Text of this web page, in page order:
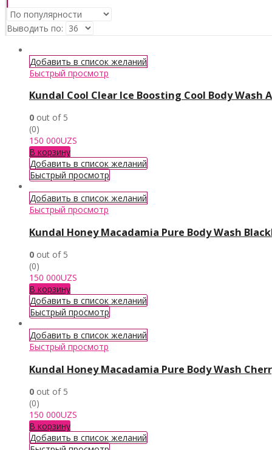
Выводить по:
Добавить в список желаний
Быстрый просмотр
Kundal Cool Clear Ice Boosting Cool Body Wash
0 out of 5
(0)
150 000UZS
В корзину
Добавить в список желаний
Быстрый просмотр
Добавить в список желаний
Быстрый просмотр
Kundal Honey Macadamia Pure Body Wash
0 out of 5
(0)
150 000UZS
В корзину
Добавить в список желаний
Быстрый просмотр
Добавить в список желаний
Быстрый просмотр
Kundal Honey Macadamia Pure Body Wash
0 out of 5
(0)
150 000UZS
В корзину
Добавить в список желаний